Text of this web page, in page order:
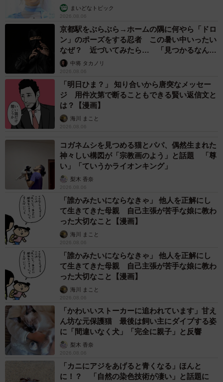
まいどなトピック
2026.08.06
京都駅をぶらぶら→ホームの隅に何やら「ドロ
ン」のポーズをする忍者 この暑い中いったい
なぜ？ 近づいてみたら… 「見つかるなんて
未熟」中将 タカノリ
2026.08.06
「明日ひま？」 知り合いから唐突なメッセー
ジ 用件次第で断ることもできる賢い返信文と
は？【漫画】
海川 まこと
2026.08.06
コガネムシを見つめる猫とパパ、偶然生まれた
神々しい構図が「宗教画のよう」と話題 「尊
い」「ていうかライオンキング」
梨木 香奈
2026.08.06
「誰かみたいにならなきゃ」 他人を正解にし
て生きてきた母親 自己主張が苦手な娘に教わ
った大切なこと【漫画】
海川 まこと
2026.08.06
「誰かみたいにならなきゃ」 他人を正解にし
て生きてきた母親 自己主張が苦手な娘に教わ
った大切なこと【漫画】
海川 まこと
2026.08.06
「かわいいストーカーに追われています」甘え
ん坊な元保護猫 最後は飼い主にダイブする姿
に「間違いなく犬」「完全に親子」と反響
梨木 香奈
2026.08.06
「カニにアジをあげると青くなる」ほんと
に！？ 「自然の染色技術が凄い」と話題に